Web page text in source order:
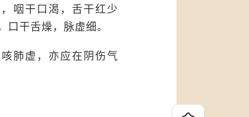
咽干口渴，舌干红少
干舌燥，脉虚细。
肺虚，亦应在阴伤气